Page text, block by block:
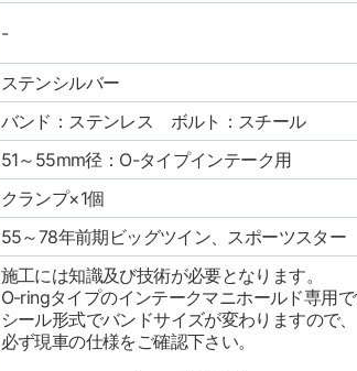
-
ステンシルバー
バンド：ステンレス ボルト：スチール
51～55mm径：O-タイプインテーク用
クランプ×1個
55～78年前期ビッグツイン、スポーツスター
施工には知識及び技術が必要となります。
O-ringタイプのインテークマニホールド専用で
シール形式でバンドサイズが変わりますので、
必ず現車の仕様をご確認下さい。